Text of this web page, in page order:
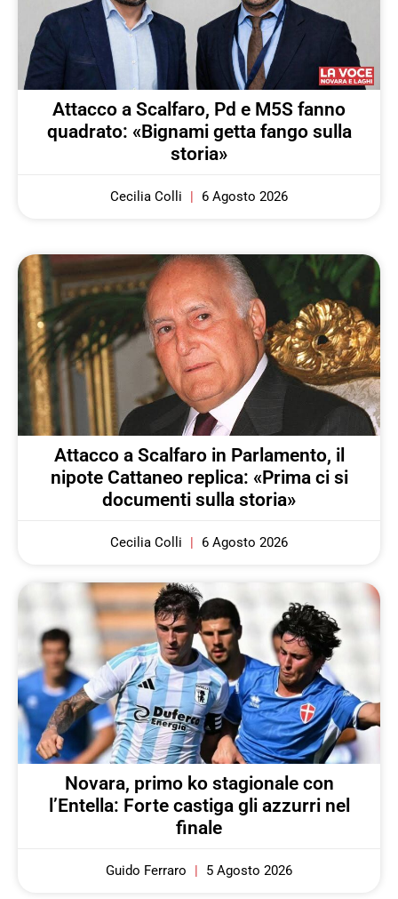
Attacco a Scalfaro, Pd e M5S fanno
quadrato: «Bignami getta fango sulla
storia»
Cecilia Colli 6 Agosto 2026
Attacco a Scalfaro in Parlamento, il
nipote Cattaneo replica: «Prima ci si
documenti sulla storia»
Cecilia Colli 6 Agosto 2026
Novara, primo ko stagionale con
l’Entella: Forte castiga gli azzurri nel
finale
Guido Ferraro 5 Agosto 2026